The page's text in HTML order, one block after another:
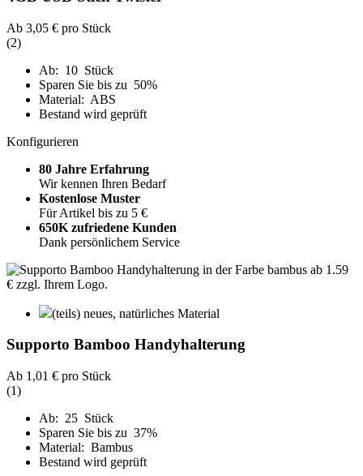
Ab 3,05 € pro Stück
(2)
Ab: 10 Stück
Sparen Sie bis zu 50%
Material: ABS
Bestand wird geprüft
Konfigurieren
80 Jahre Erfahrung
Wir kennen Ihren Bedarf
Kostenlose Muster
Für Artikel bis zu 5 €
650K zufriedene Kunden
Dank persönlichem Service
(teils) neues, natürliches Material
Supporto Bamboo Handyhalterung
Ab 1,01 € pro Stück
(1)
Ab: 25 Stück
Sparen Sie bis zu 37%
Material: Bambus
Bestand wird geprüft